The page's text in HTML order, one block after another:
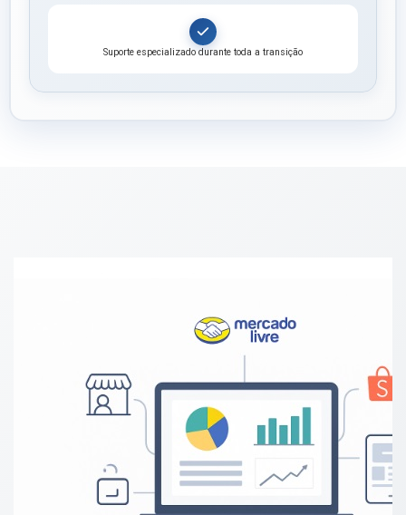
Suporte especializado durante toda a transição